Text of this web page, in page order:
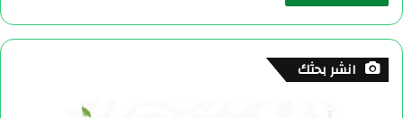
انشر بحثك